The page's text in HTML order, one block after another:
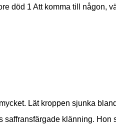
död 1 Att komma till någon,
Lät kroppen sjunka
saffransfärgade klänning. Hon